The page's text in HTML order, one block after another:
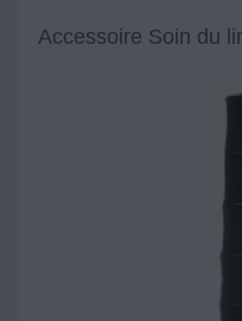
Accessoire Soin du